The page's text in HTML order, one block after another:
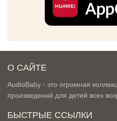
О САЙТЕ
AudioBaby - это огромная
произведений для детей всех
БЫСТРЫЕ ССЫЛКИ